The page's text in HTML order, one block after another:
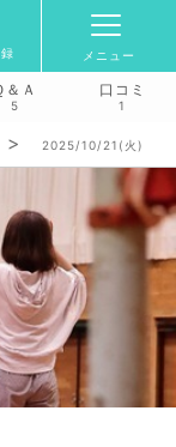
メニュー
＆Ａ
5
口コミ
1
2025/10/21(火)